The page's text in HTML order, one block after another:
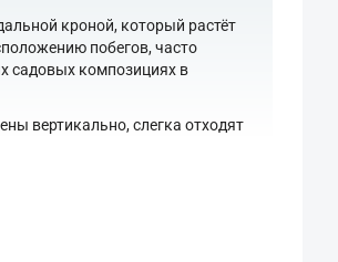
кроной, который растёт
побегов, часто
садовых композициях в
вертикально, слегка отходят